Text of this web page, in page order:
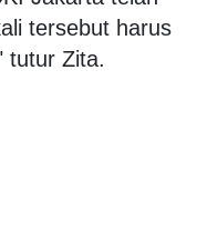
tersebut harus
tutur Zita.